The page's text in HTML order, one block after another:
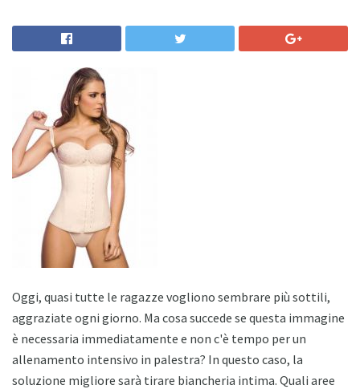
Oggi, quasi tutte le ragazze vogliono sembrare più sottili,
aggraziate ogni giorno. Ma cosa succede se questa immagine
è necessaria immediatamente e non c'è tempo per un
allenamento intensivo in palestra? In questo caso, la
soluzione migliore sarà tirare biancheria intima. Quali aree